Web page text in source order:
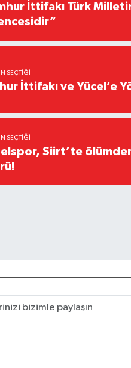
İttifakı Türk
SEÇTIĞI
İttifakı ve Yücel’e
SEÇTIĞI
Siirt’te